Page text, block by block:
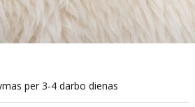
per 3-4 darbo dienas